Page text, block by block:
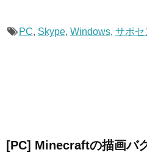
PC, Skype, Windows, サポセ
[PC] Minecraftの描画バ